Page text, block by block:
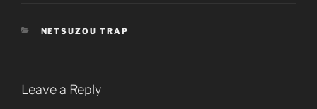
CATEGORIES
NETSUZOU TRAP
Leave a Reply